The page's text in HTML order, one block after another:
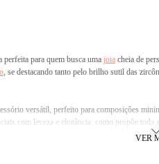
perfeita para quem busca uma joia cheia de
, se destacando tanto pelo brilho sutil das
versátil, perfeito para composições
com leveza e elegância, como propõe toda a
VER